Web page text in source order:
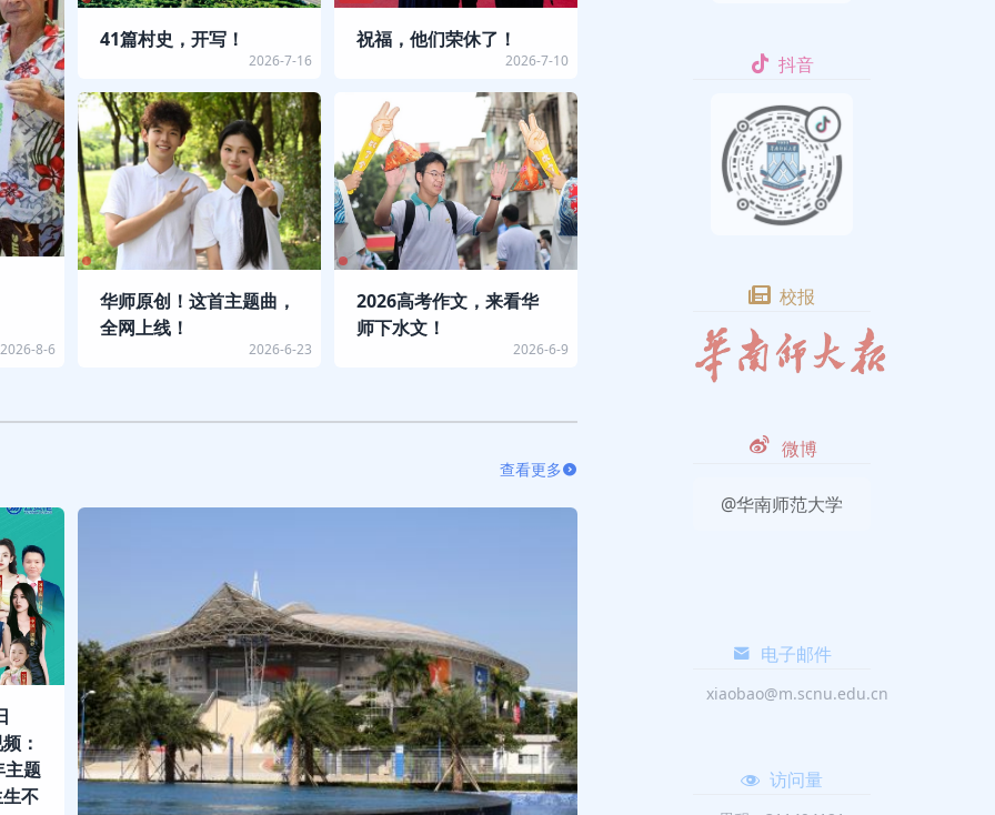
2026-8-6
41篇村史，开写！
2026-7-16
祝福，他们荣休了！
2026-7-10
华师原创！这首主题曲，
全网上线！
2026-6-23
2026高考作文，来看华
师下水文！
2026-6-9
查看更多
：
主题
不
抖音
校报
微博
@华南师范大学
电子邮件
xiaobao@m.scnu.edu.cn
访问量